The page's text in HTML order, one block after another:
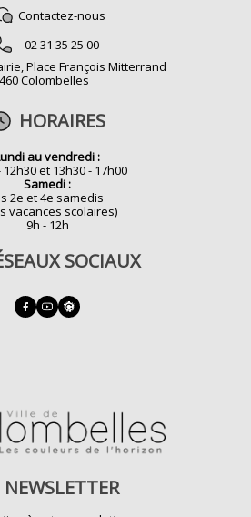
Contactez-nous
02 31 35 25 00
Place François Mitterrand
Colombelles
HORAIRES
au vendredi :
12h30 et 13h30 - 17h00
Samedi :
2e et 4e samedis
vacances scolaires)
9h - 12h
SOCIAUX
NEWSLETTER